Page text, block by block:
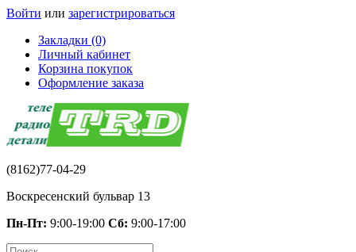
Войти или зарегистрироваться
Закладки (0)
Личный кабинет
Корзина покупок
Оформление заказа
(8162)77-04-29
Воскресенский бульвар 13
Пн-Пт: 9:00-19:00 Сб: 9:00-17:00